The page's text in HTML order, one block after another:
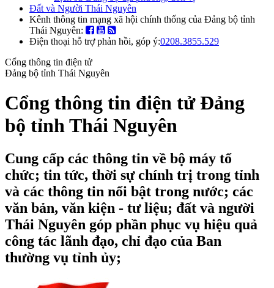
Đất và Người Thái Nguyên
Kênh thông tin mạng xã hội chính thống của Đảng bộ tỉnh
Thái Nguyên:
Điện thoại hỗ trợ phản hồi, góp ý:0208.3855.529
Cổng thông tin điện tử
Đảng bộ tỉnh Thái Nguyên
Cổng thông tin điện tử Đảng
bộ tỉnh Thái Nguyên
Cung cấp các thông tin về bộ máy tổ
chức; tin tức, thời sự chính trị trong tỉnh
và các thông tin nổi bật trong nước; các
văn bản, văn kiện - tư liệu; đất và người
Thái Nguyên góp phần phục vụ hiệu quả
công tác lãnh đạo, chỉ đạo của Ban
thường vụ tỉnh ủy;